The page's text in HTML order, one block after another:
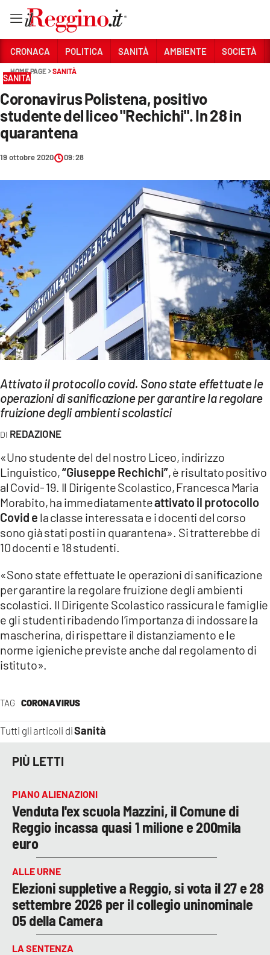
Sezioni
CRONACA
POLITICA
SANITÀ
AMBIENTE
SOCIETÀ
CULTURA
ECONOMIA E LAVORO
EVENTI
SPORT
Streaming
LAC NETWORK
LAC ONAIR
Network
LACPLAY.IT
LACTV.IT
LACONAIR.IT
ILREGGINO.IT
COSENZACHANNEL.IT
ILVIBONESE.IT
CATANZAROCHANNEL.IT
App
CRONACA POLITICA SANITÀ AMBIENTE SOCIETÀ
HOME PAGE SANITÀ
SANITÀ
Coronavirus Polistena, positivo
studente del liceo "Rechichi". In 28 in
quarantena
19 ottobre 2020 09:28
Attivato il protocollo covid. Sono state effettuate le
operazioni di sanificazione per garantire la regolare
fruizione degli ambienti scolastici
REDAZIONE
TAG CORONAVIRUS
Tutti gli articoli diSanità
«Uno studente del del nostro Liceo, indirizzo
Linguistico,“Giuseppe Rechichi”, è risultato positivo
al Covid- 19. Il Dirigente Scolastico, Francesca Maria
Morabito, ha immediatamenteattivato il protocollo
Covid e la classe interessata e i docenti del corso
sono già stati posti in quarantena». Si tratterebbe di
10 docenti e 18 studenti.
«Sono state effettuate le operazioni di sanificazione
per garantire la regolare fruizione degli ambienti
scolastici. Il Dirigente Scolastico rassicura le famiglie
e gli studenti ribadendo l’importanza di indossare la
mascherina, di rispettare il distanziamento e le
norme igieniche previste anche dal regolamento di
istituto».
PIÙ LETTI
PIANO ALIENAZIONI
Venduta l'ex scuola Mazzini, il Comune di
Reggio incassa quasi 1 milione e 200mila
euro
ALLE URNE
Elezioni suppletive a Reggio, si vota il 27 e 28
settembre 2026 per il collegio uninominale
05 della Camera
LA SENTENZA